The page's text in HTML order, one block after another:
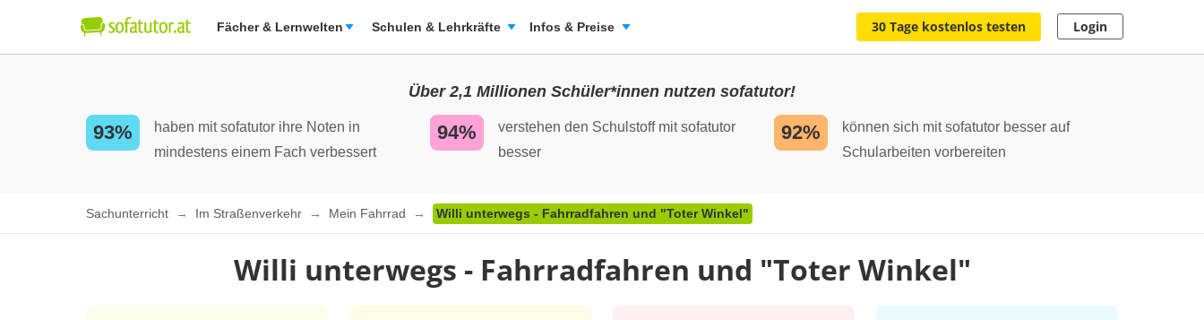
Fächer & Lernwelten Schulen & Lehrkräfte Infos & Preise 30 Tage kostenlos testen Login
Über 2,1 Millionen Schüler*innen nutzen sofatutor!
93%
haben mit sofatutor ihre Noten in
mindestens einem Fach verbessert
94%
verstehen den Schulstoff mit sofatutor
besser
92%
können sich mit sofatutor besser auf
Schularbeiten vorbereiten
Sachunterricht Im Straßenverkehr Mein Fahrrad Willi unterwegs - Fahrradfahren und "Toter Winkel"
Willi unterwegs - Fahrradfahren und "Toter Winkel"